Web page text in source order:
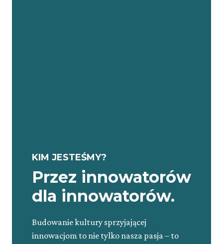
KIM JESTEŚMY?
Przez innowatorów
dla innowatorów.
Budowanie kultury sprzyjającej
innowacjom to nie tylko nasza pasja – to